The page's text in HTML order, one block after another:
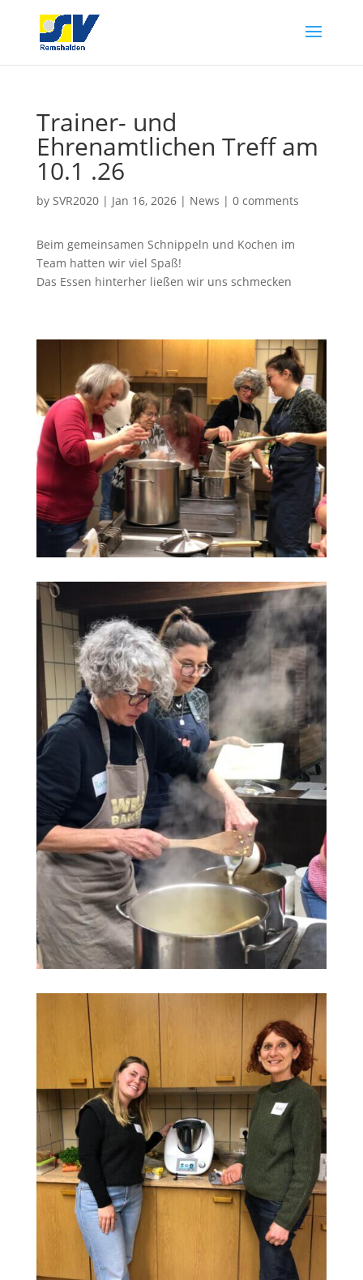
Trainer- und
Ehrenamtlichen Treff am
10.1 .26
by SVR2020| Jan 16, 2026| News | 0 comments
Beim gemeinsamen Schnippeln und Kochen im
Team hatten wir viel Spaß!
Das Essen hinterher ließen wir uns schmecken